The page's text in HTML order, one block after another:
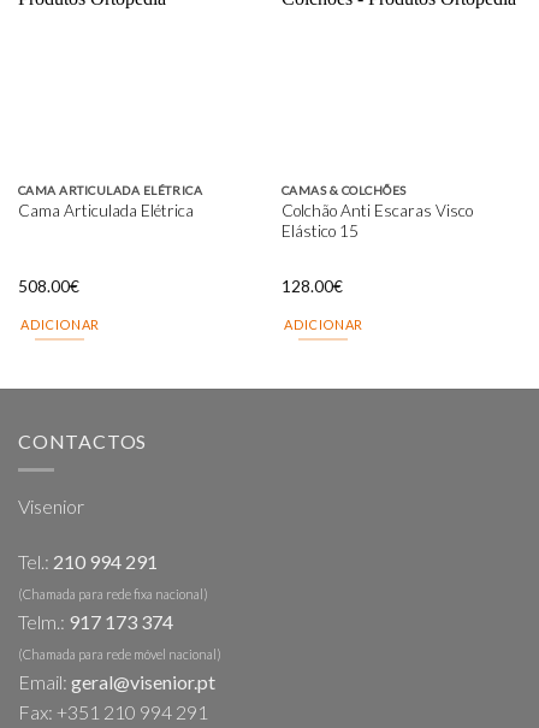
CAMA ARTICULADA ELÉTRICA
Cama Articulada Elétrica
508.00€
ADICIONAR
CAMAS & COLCHÕES
Colchão Anti Escaras Visco
Elástico 15
128.00€
ADICIONAR
CONTACTOS
Visenior
Tel.: 210 994 291
(Chamada para rede fixa nacional)
Telm.: 917 173 374
(Chamada para rede móvel nacional)
Email: geral@visenior.pt
Fax: +351 210 994 291